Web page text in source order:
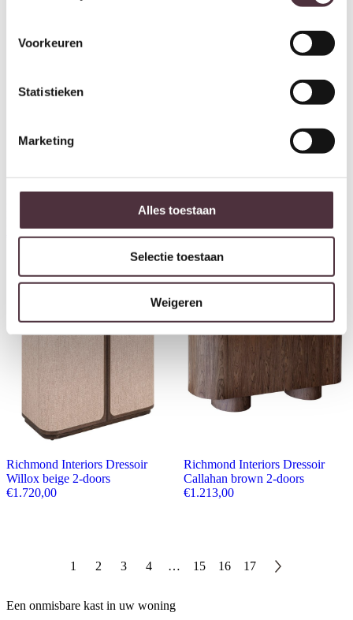
Voorkeuren
Statistieken
Marketing
Alles toestaan
Selectie toestaan
Weigeren
Richmond Interiors Dressoir
2.358,00
Richmond Interiors Dressoir
€2.602,00
Richmond Interiors Dressoir
Willox beige 2-doors
€1.720,00
Richmond Interiors Dressoir
Callahan brown 2-doors
€1.213,00
1 2 3 4 … 15 16 17
Een onmisbare kast in uw woning